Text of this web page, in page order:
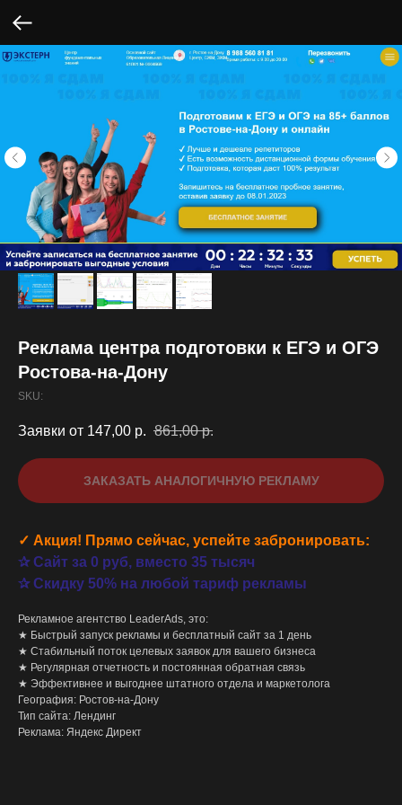
Реклама центра подготовки к ЕГЭ и ОГЭ
Ростова-на-Дону
SKU:
Заявки от 147,00 р. 861,00 р.
ЗАКАЗАТЬ АНАЛОГИЧНУЮ РЕКЛАМУ
✓ Акция! Прямо сейчас, успейте забронировать:
✰ Сайт за 0 руб, вместо 35 тысяч
✰ Скидку 50% на любой тариф рекламы
Рекламное агентство LeaderAds, это:
★ Быстрый запуск рекламы и бесплатный сайт за 1 день
★ Стабильный поток целевых заявок для вашего бизнеса
★ Регулярная отчетность и постоянная обратная связь
★ Эффективнее и выгоднее штатного отдела и маркетолога
География: Ростов-на-Дону
Тип сайта: Лендинг
Реклама: Яндекс Директ